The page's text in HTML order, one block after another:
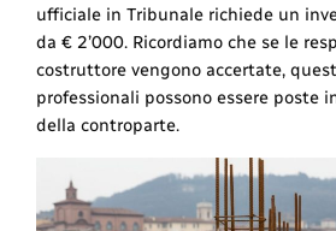
ufficiale in Tribunale richiede un
da € 2’000. Ricordiamo che se le
costruttore vengono accertate,
professionali possono essere poste
della controparte.